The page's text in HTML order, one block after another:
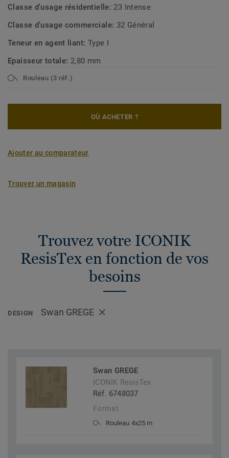
Classe d'usage résidentielle: 23 Intense
Classe d'usage commerciale: 32 Général
Teneur en agent liant: Type I
Epaisseur totale: 2,80 mm
Rouleau (3 réf.)
OÙ ACHETER ?
Ajouter au comparateur
Trouver un magasin
Trouvez votre ICONIK
ResisTex en fonction de vos
besoins
DESIGN Swan GREGE
Swan GREGE
ICONIK ResisTex
Réf. 6748037
Format
Rouleau 4x25 m